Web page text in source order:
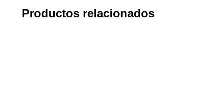
Productos relacionados